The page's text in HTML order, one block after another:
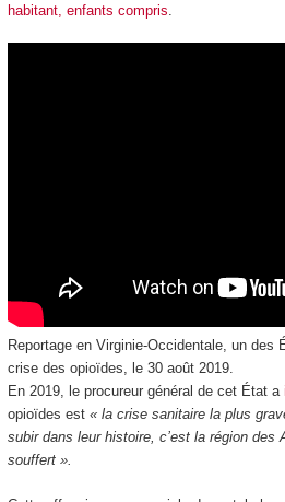
habitant, enfants compris
Reportage en Virginie-Occidentale, un des
crise des opioïdes, le 30 août 2019.
En 2019, le procureur général de cet État a
opioïdes est « la crise sanitaire la plus
subir dans leur histoire, c’est la région des
souffert ».